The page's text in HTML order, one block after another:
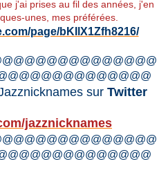
j'ai prises au fil des années, j'en
unes, mes préférées.
page/bKIlX1Zfh8216/
sur Twitter
jazznicknames